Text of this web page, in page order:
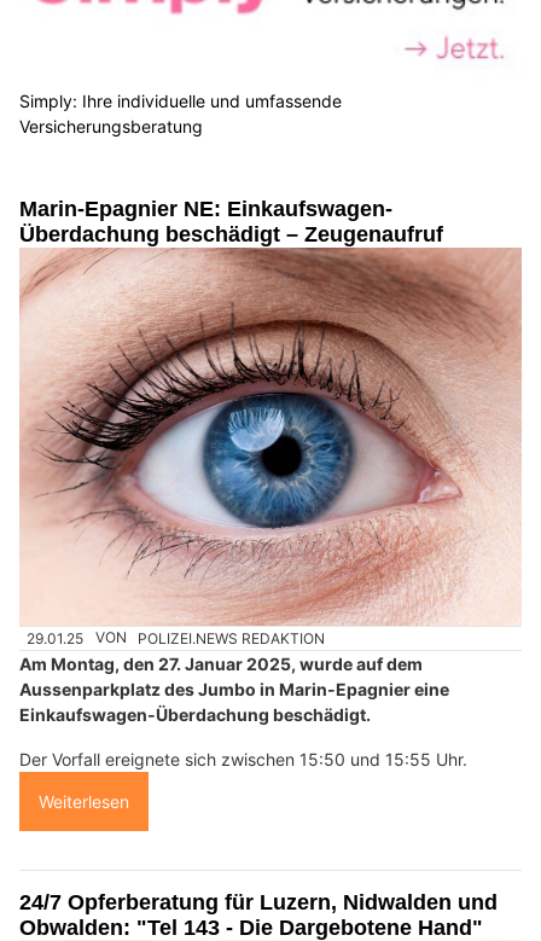
Simply: Ihre individuelle und umfassende
Versicherungsberatung
Marin-Epagnier NE: Einkaufswagen-
Überdachung beschädigt – Zeugenaufruf
29.01.25 VON POLIZEI.NEWS REDAKTION
Am Montag, den 27. Januar 2025, wurde auf dem
Aussenparkplatz des Jumbo in Marin-Epagnier eine
Einkaufswagen-Überdachung beschädigt.
Der Vorfall ereignete sich zwischen 15:50 und 15:55 Uhr.
Weiterlesen
24/7 Opferberatung für Luzern, Nidwalden und
Obwalden: "Tel 143 - Die Dargebotene Hand"